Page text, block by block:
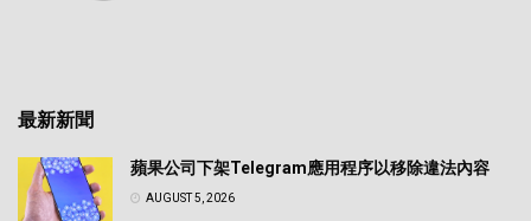
最新新聞
蘋果公司下架Telegram應用程序以移除違法內容
AUGUST 5, 2026